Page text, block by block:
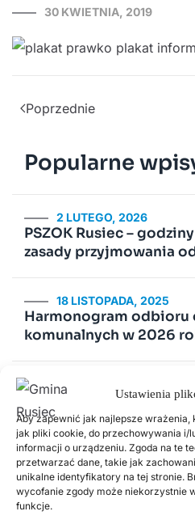
Ustawienia
Aby zapewnić jak najlepsze
jak pliki cookie, do przechowywania i/
informacji o urządzeniu. Zgoda na te
przetwarzać dane, takie jak
unikalne identyfikatory na tej stronie.
wycofanie zgody może niekorzystnie
funkcje.
30 KWIETNIA, 2019
Poprzednie
Popularne
2 LUTEGO, 2026
PSZOK Rusiec –
zasady przyjmowania
18 LISTOPADA, 2025
Harmonogram odbioru
komunalnych w 2026
14 LIPCA, 2020
Kurenda
30 CZERWCA, 2026
Odnawialne źródła
edycja 2, Fundusze